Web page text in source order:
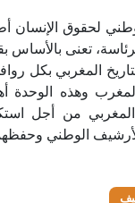
تعنى بالأساس
المغربي بكل
وهذه الوحدة
من أجل
الوطني